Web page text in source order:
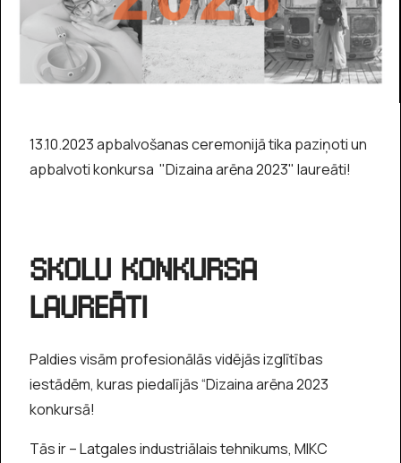
13.10.2023 apbalvošanas ceremonijā tika paziņoti un
apbalvoti konkursa "Dizaina arēna 2023" laureāti!
SKOLU KONKURSA
LAUREĀTI
Paldies visām profesionālās vidējās izglītības
iestādēm, kuras piedalījās “Dizaina arēna 2023
konkursā!
Tās ir – Latgales industriālais tehnikums, MIKC